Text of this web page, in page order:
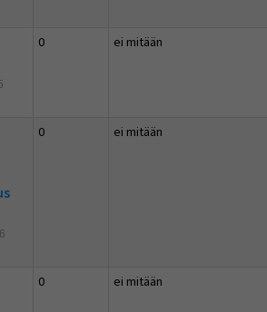
0 ei mitään
0 ei mitään
0 ei mitään